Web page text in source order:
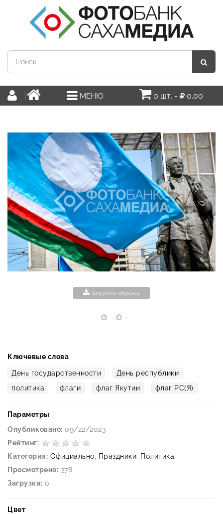
МЕНЮ 0 шт. - 0.00
Загрузить образец
Ключевые слова
День государственности
День республики
политика
флаги флаг Якутии флаг РС(Я)
Параметры
Опубликовано: 09/22/2023
Рейтинг:
Категория: Официально Праздники
Политика
Просмотрено: 378
Загрузки: 0
Цвет